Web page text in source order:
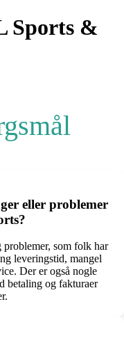
Sports &
eller problemer
som folk har
leveringstid, mangel
Der er også nogle
betaling og fakturaer